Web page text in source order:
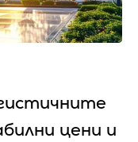
цени и